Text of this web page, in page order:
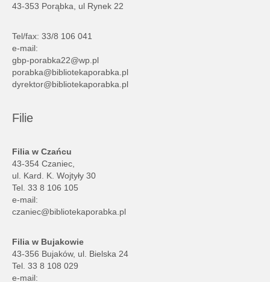
43-353 Porąbka, ul Rynek 22
Tel/fax: 33/8 106 041
e-mail:
gbp-porabka22@wp.pl
porabka@bibliotekaporabka.pl
dyrektor@bibliotekaporabka.pl
Filie
Filia w Czańcu
43-354 Czaniec,
ul. Kard. K. Wojtyły 30
Tel. 33 8 106 105
e-mail:
czaniec@bibliotekaporabka.pl
Filia w Bujakowie
43-356 Bujaków, ul. Bielska 24
Tel. 33 8 108 029
e-mail: